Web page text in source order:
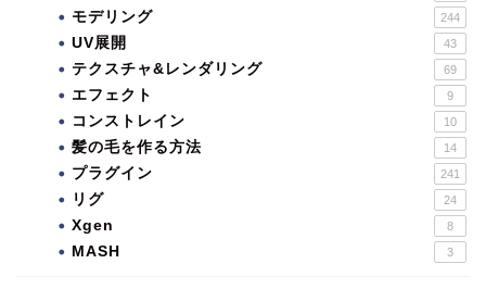
モデリング 244
UV展開 43
テクスチャ&レンダリング 69
エフェクト 9
コンストレイン 10
髪の毛を作る方法 14
プラグイン 241
リグ 24
Xgen 8
MASH 3